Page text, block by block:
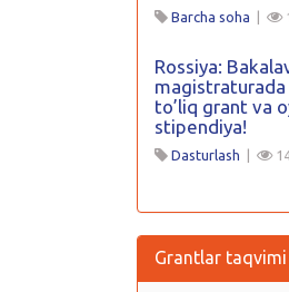
Barcha soha
Rossiya:
magistraturada
to’liq grant va
stipendiya!
Dasturlash
Grantlar taqvimi